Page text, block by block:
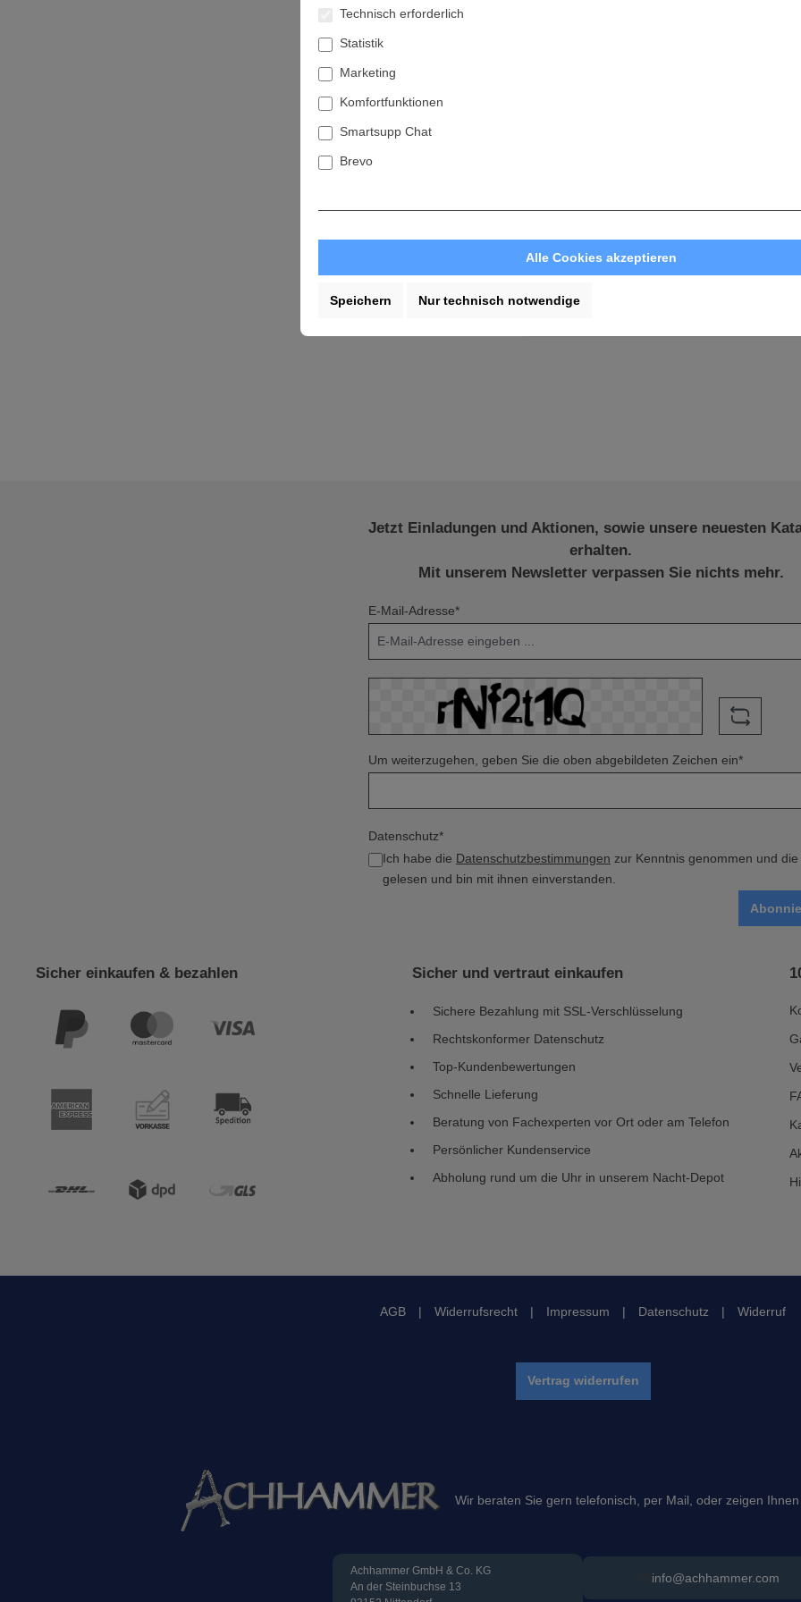
Sie haben
oder
Wir helfen
Unser
Jetzt Einladungen und Aktionen, sowie unsere neuesten
erhalten.
Mit unserem Newsletter verpassen Sie nichts mehr.
E-Mail-Adresse*
Um weiterzugehen, geben Sie die oben abgebildeten Zeichen ein*
Datenschutz*
Ich habe die Datenschutzbestimmungen zur Kenntnis genommen und die
gelesen und bin mit ihnen einverstanden.
Sicher einkaufen & bezahlen Sicher und vertraut einkaufen
Sichere Bezahlung mit SSL-Verschlüsselung
Rechtskonformer Datenschutz
Top-Kundenbewertungen
Schnelle Lieferung
Beratung von Fachexperten vor Ort oder am Telefon
Persönlicher Kundenservice
Abholung rund um die Uhr in unserem Nacht-Depot
AGB | Widerrufsrecht | Impressum | Datenschutz | Widerruf
Vertrag widerrufen
Wir beraten Sie gern telefonisch, per Mail, oder zeigen
Achhammer GmbH & Co. KG
An der Steinbuchse 13
info@achhammer.com
Technisch erforderlich
Statistik
Marketing
Komfortfunktionen
Smartsupp Chat
Brevo
Alle Cookies akzeptieren
Speichern Nur technisch notwendige